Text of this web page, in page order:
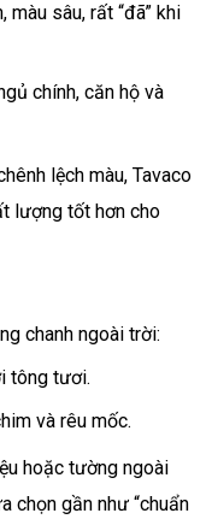
màu sâu, rất “đã” khi
chính, căn hộ và
lệch màu, Tavaco
lượng tốt hơn cho
chanh ngoài trời:
tông tươi.
và rêu mốc.
hoặc tường ngoài
chọn gần như “chuẩn